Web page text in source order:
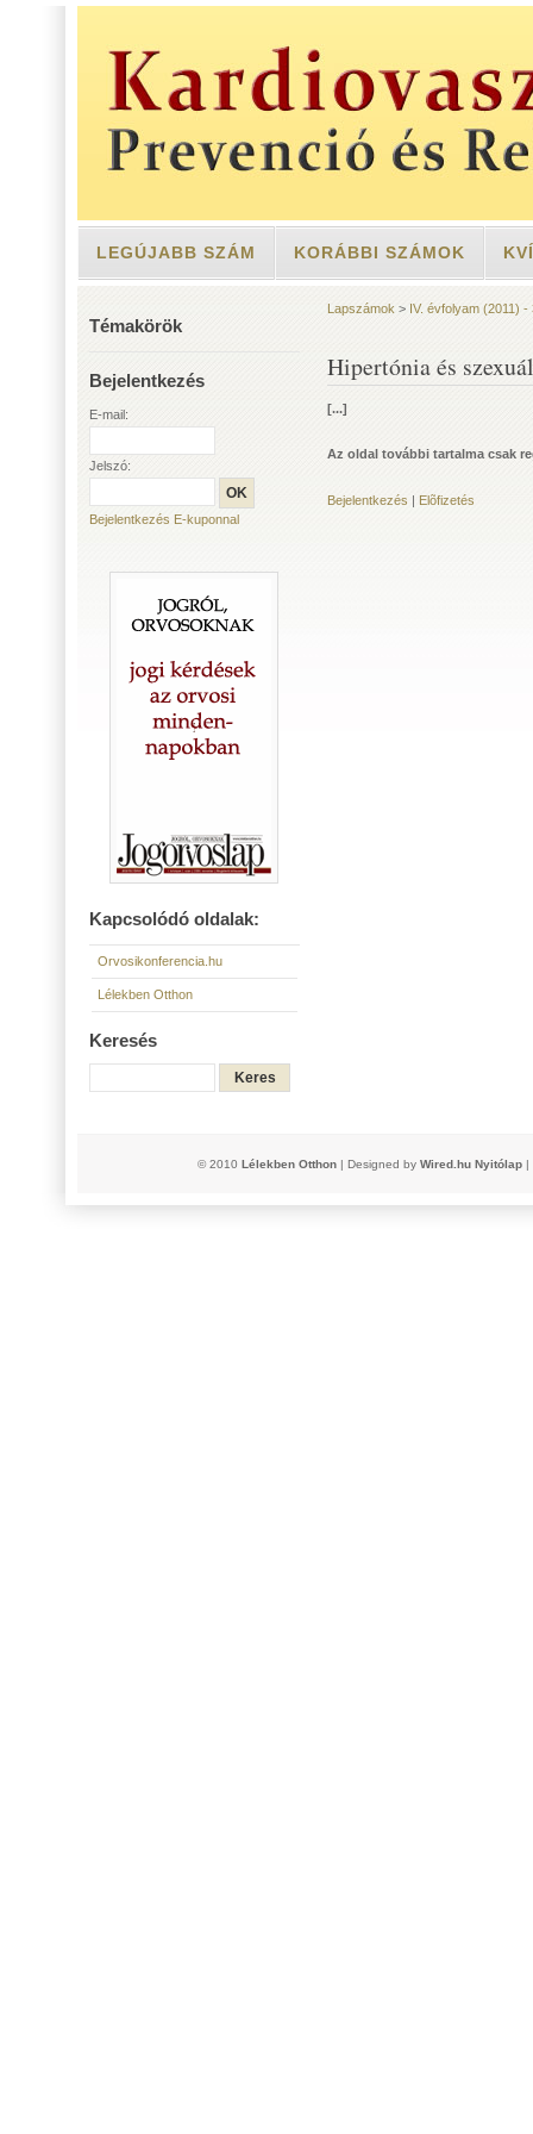
LEGÚJABB SZÁM KORÁBBI SZÁMOK
Témakörök
Bejelentkezés
E-mail:
Jelszó:
Bejelentkezés E-kuponnal
Kapcsolódó oldalak:
Orvosikonferencia.hu
Lélekben Otthon
Keresés
Lapszámok > IV. évfolyam (2011) -
Hipertónia és
[...]
Az oldal további tartalma csak
Bejelentkezés | Elõfizetés
© 2010 Lélekben Otthon | Designed by Wired.hu Nyitólap |